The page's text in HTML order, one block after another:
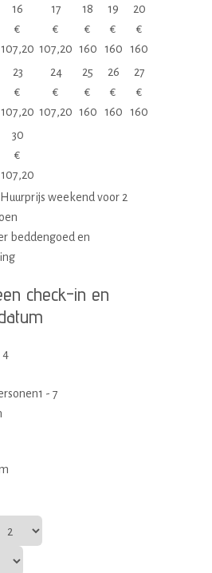
16
€
107,20
17
€
107,20
18
€
160
19
€
160
20
€
160
23
€
107,20
24
€
107,20
25
€
160
26
€
160
27
€
160
30
€
107,20
Huurprijs weekend voor 2
beddengoed en
check-in en
4
1 - 7